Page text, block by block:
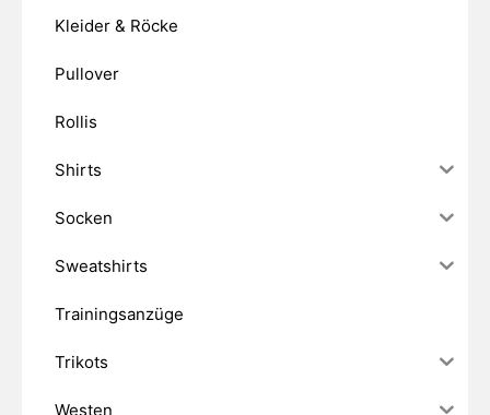
Kleider & Röcke
Pullover
Rollis
Shirts
Socken
Sweatshirts
Trainingsanzüge
Trikots
Westen